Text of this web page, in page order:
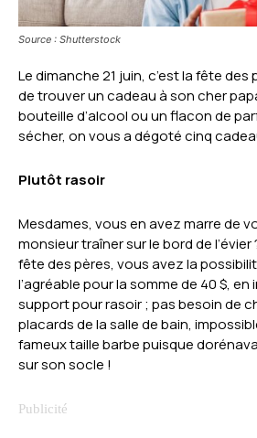
Source : Shutterstock
Le dimanche 21 juin, c’est la fête des
de trouver un cadeau à son cher
bouteille d’alcool ou un flacon de
sécher, on vous a dégoté cinq
Plutôt rasoir
Mesdames, vous en avez marre de
monsieur traîner sur le bord de l’évier
fête des pères, vous avez la
l’agréable pour la somme de 40 $,
support pour rasoir ; pas besoin de
placards de la salle de bain,
fameux taille barbe puisque
sur son socle !